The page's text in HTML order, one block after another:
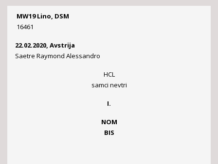
MW19 Lino, DSM
16461
22.02.2020, Avstrija
Saetre Raymond Alessandro
HCL
samci nevtri
I.
NOM
BIS